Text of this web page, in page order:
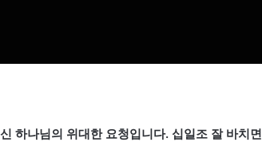
하나님의 위대한 요청입니다. 십일조 잘 바치면